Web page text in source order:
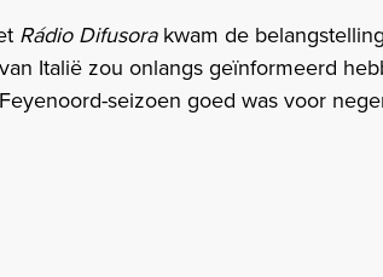
Rádio Difusorakwam de
Italië zou onlangs geïnformeerd
seizoen goed was voor